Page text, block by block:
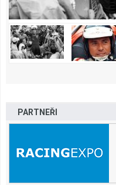
PARTNEŘI